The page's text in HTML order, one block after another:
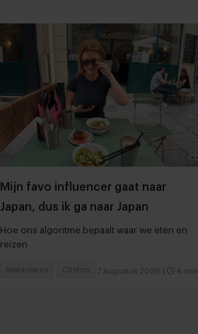
Mijn favo influencer gaat naar
Japan, dus ik ga naar Japan
Hoe ons algoritme bepaalt waar we eten en
reizen
7 augustus 2026 4 min
Restaurants Citytrip